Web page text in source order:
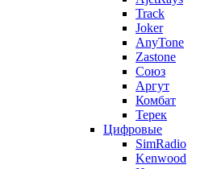
Track
Joker
AnyTone
Zastone
Союз
Аргут
Комбат
Терек
Цифровые
SimRadio
Kenwood